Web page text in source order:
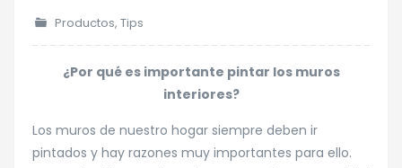
Productos,Tips
¿Por qué es importante pintar los muros
interiores?
Los muros de nuestro hogar siempre deben ir
pintados y hay razones muy importantes para ello.